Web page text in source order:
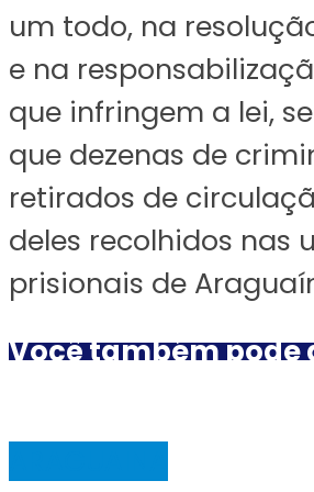
um todo, na
e na
que infringem a lei,
que dezenas de
retirados de
deles recolhidos nas
prisionais de
Você também pode